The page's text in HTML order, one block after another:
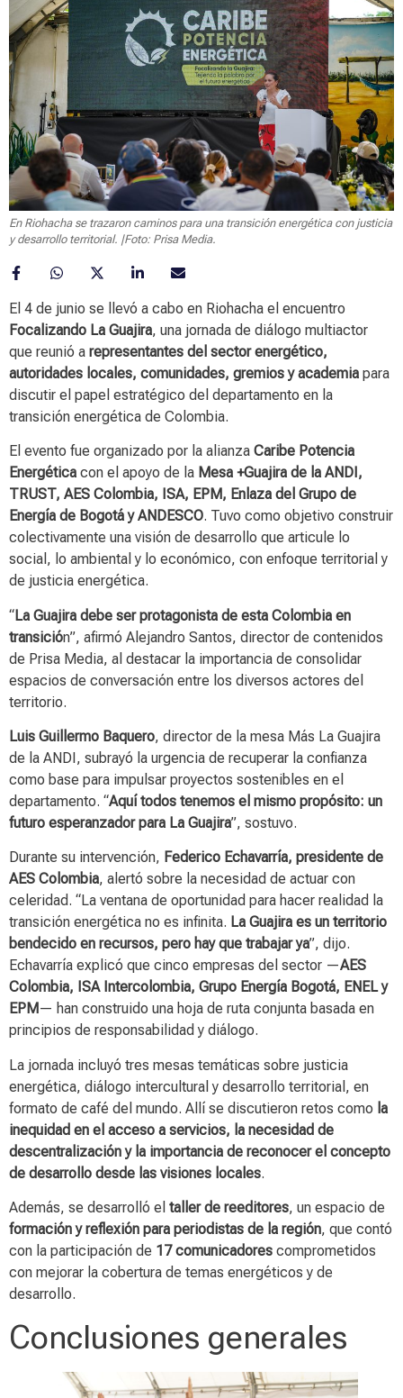
En Riohacha se trazaron caminos para una transición energética con justicia
y desarrollo territorial. |Foto: Prisa Media.
El 4 de junio se llevó a cabo en Riohacha el encuentro
Focalizando La Guajira, una jornada de diálogo multiactor
que reunió a representantes del sector energético,
autoridades locales, comunidades, gremios y academia para
discutir el papel estratégico del departamento en la
transición energética de Colombia.
El evento fue organizado por la alianza Caribe Potencia
Energética con el apoyo de la Mesa +Guajira de la ANDI,
TRUST, AES Colombia, ISA, EPM, Enlaza del Grupo de
Energía de Bogotá y ANDESCO. Tuvo como objetivo construir
colectivamente una visión de desarrollo que articule lo
social, lo ambiental y lo económico, con enfoque territorial y
de justicia energética.
“La Guajira debe ser protagonista de esta Colombia en
transición”, afirmó Alejandro Santos, director de contenidos
de Prisa Media, al destacar la importancia de consolidar
espacios de conversación entre los diversos actores del
territorio.
Luis Guillermo Baquero, director de la mesa Más La Guajira
de la ANDI, subrayó la urgencia de recuperar la confianza
como base para impulsar proyectos sostenibles en el
departamento. “Aquí todos tenemos el mismo propósito: un
futuro esperanzador para La Guajira”, sostuvo.
Durante su intervención, Federico Echavarría, presidente de
AES Colombia, alertó sobre la necesidad de actuar con
celeridad. “La ventana de oportunidad para hacer realidad la
transición energética no es infinita. La Guajira es un territorio
bendecido en recursos, pero hay que trabajar ya”, dijo.
Echavarría explicó que cinco empresas del sector —AES
Colombia, ISA Intercolombia, Grupo Energía Bogotá, ENEL y
EPM — han construido una hoja de ruta conjunta basada en
principios de responsabilidad y diálogo.
La jornada incluyó tres mesas temáticas sobre justicia
energética, diálogo intercultural y desarrollo territorial, en
formato de café del mundo. Allí se discutieron retos como la
inequidad en el acceso a servicios, la necesidad de
descentralización y la importancia de reconocer el concepto
de desarrollo desde las visiones locales.
Además, se desarrolló el taller de reeditores, un espacio de
formación y reflexión para periodistas de la región, que contó
con la participación de 17 comunicadores comprometidos
con mejorar la cobertura de temas energéticos y de
desarrollo.
Conclusiones generales